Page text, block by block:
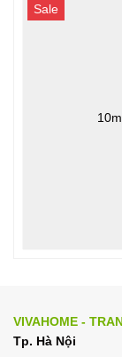
Sale
VIVAHOME -
Tp. Hà Nội